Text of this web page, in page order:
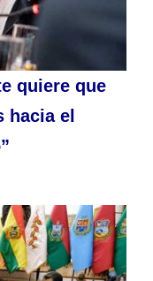
quiere que
hacia el